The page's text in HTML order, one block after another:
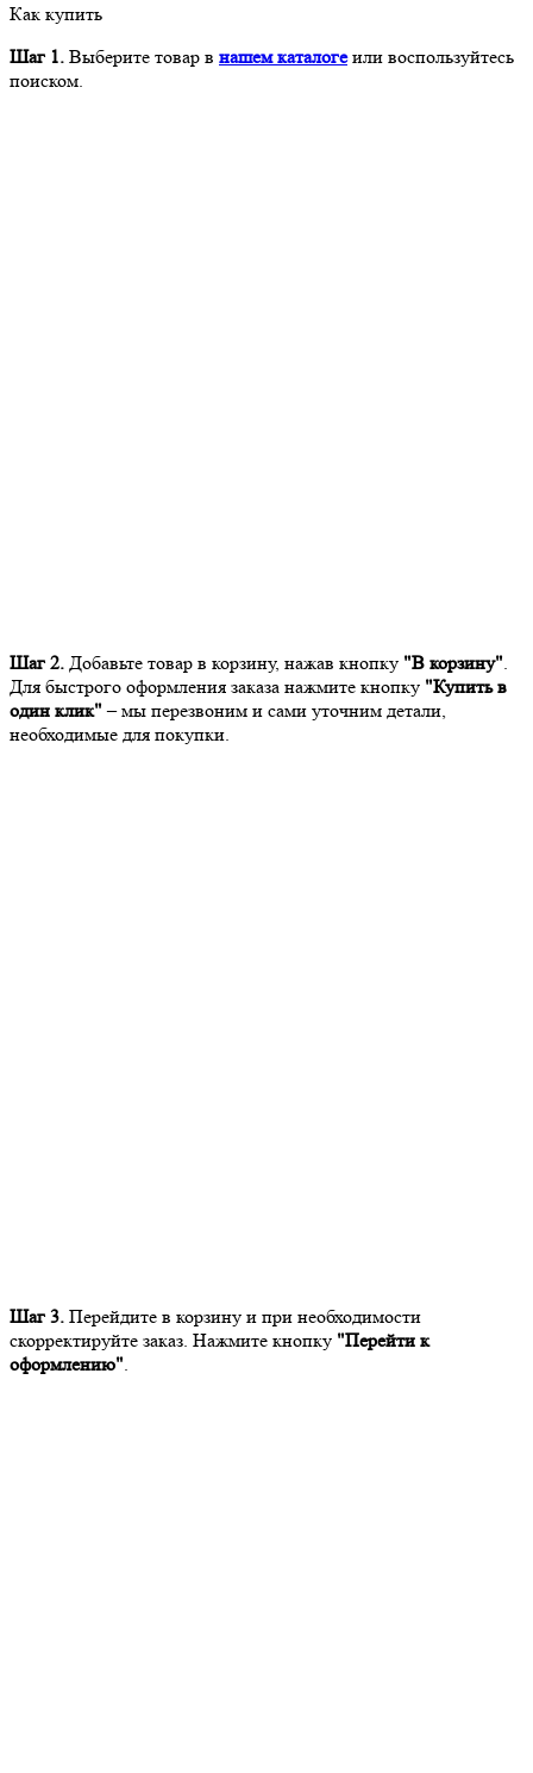
Как купить
Шаг 1. Выберите товар в нашем каталогеили воспользуйтесь
поиском.
Шаг 2. Добавьте товар в корзину, нажав кнопку "В корзину".
Для быстрого оформления заказа нажмите кнопку "Купить в
один клик" – мы перезвоним и сами уточним детали,
необходимые для покупки.
Шаг 3. Перейдите в корзину и при необходимости
скорректируйте заказ. Нажмите кнопку "Перейти к
оформлению".